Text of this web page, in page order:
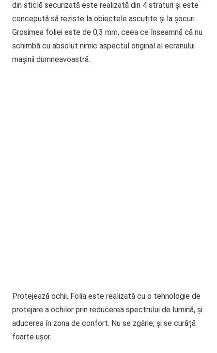
din sticlă securizată este realizată din 4 straturi și este
concepută să reziste la obiectele ascuțite și la șocuri .
Grosimea foliei este de 0,3 mm, ceea ce înseamnă că nu
schimbă cu absolut nimic aspectul original al ecranului
mașinii dumneavoastră.
Protejează ochii. Folia este realizată cu o tehnologie de
protejare a ochilor prin reducerea spectrului de lumină, și
aducerea în zona de confort. Nu se zgârie, și se curăță
foarte ușor.